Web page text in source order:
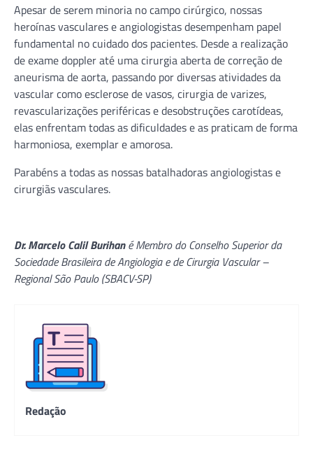
Apesar de serem minoria no campo cirúrgico, nossas
heroínas vasculares e angiologistas desempenham papel
fundamental no cuidado dos pacientes. Desde a realização
de exame doppler até uma cirurgia aberta de correção de
aneurisma de aorta, passando por diversas atividades da
vascular como esclerose de vasos, cirurgia de varizes,
revascularizações periféricas e desobstruções carotídeas,
elas enfrentam todas as dificuldades e as praticam de forma
harmoniosa, exemplar e amorosa.
Parabéns a todas as nossas batalhadoras angiologistas e
cirurgiãs vasculares.
Dr. Marcelo Calil Burihané Membro do Conselho Superior da
Sociedade Brasileira de Angiologia e de Cirurgia Vascular –
Regional São Paulo (SBACV-SP)
Redação